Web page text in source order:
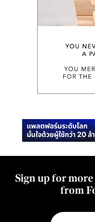
Sign up for
from